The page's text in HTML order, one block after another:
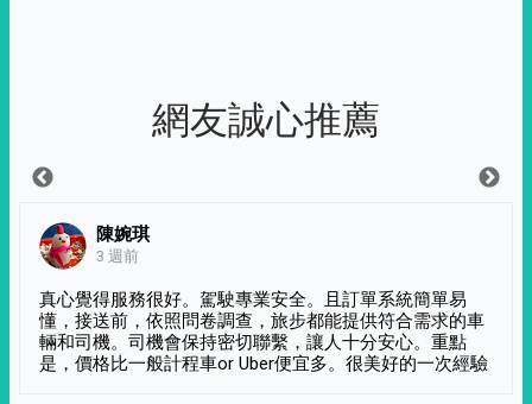
網友誠心推薦
陳婉琪
3 週前
真心覺得服務很好。駕駛專業安全。且訂單系統簡單易
懂，接送前，依照問卷調查，旅步都能提供符合需求的車
輛和司機。司機會保持密切聯繫，讓人十分安心。重點
是，價格比一般計程車or Uber便宜多。很美好的一次經驗